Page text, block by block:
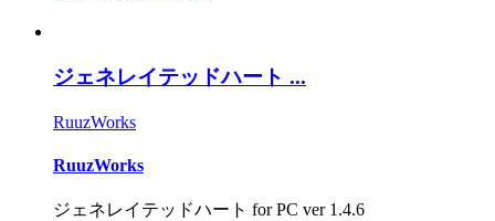
ジェネレイテッドハート ...
RuuzWorks
RuuzWorks
ジェネレイテッドハート for PC ver 1.4.6